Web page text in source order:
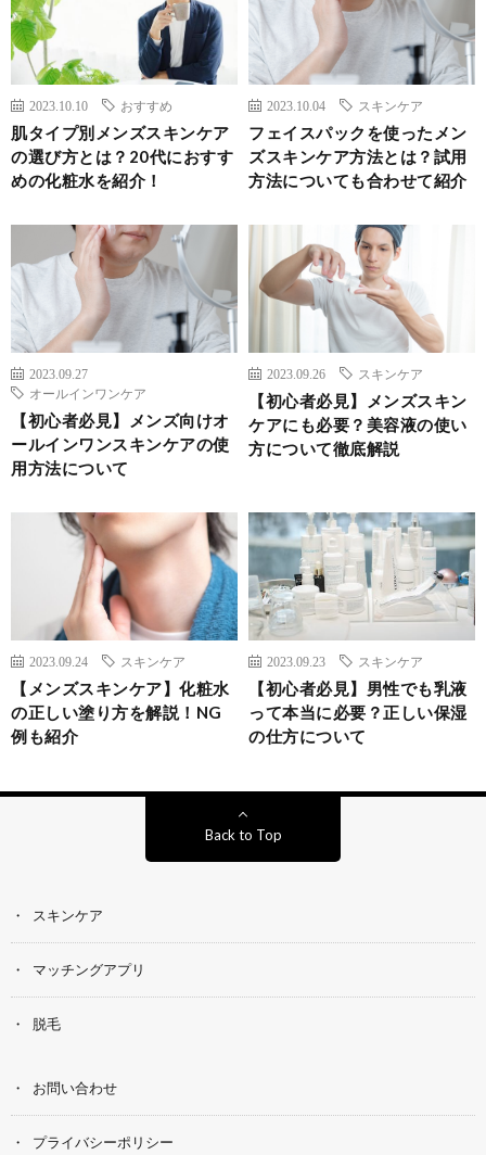
2023.10.10 おすすめ
肌タイプ別メンズスキンケア
の選び方とは？20代におすす
めの化粧水を紹介！
2023.10.04 スキンケア
フェイスパックを使ったメン
ズスキンケア方法とは？試用
方法についても合わせて紹介
2023.09.27
オールインワンケア
【初心者必見】メンズ向けオ
ールインワンスキンケアの使
用方法について
2023.09.26 スキンケア
【初心者必見】メンズスキン
ケアにも必要？美容液の使い
方について徹底解説
2023.09.24 スキンケア
【メンズスキンケア】化粧水
の正しい塗り方を解説！NG
例も紹介
2023.09.23 スキンケア
【初心者必見】男性でも乳液
って本当に必要？正しい保湿
の仕方について
Back to Top
スキンケア
マッチングアプリ
脱毛
お問い合わせ
プライバシーポリシー